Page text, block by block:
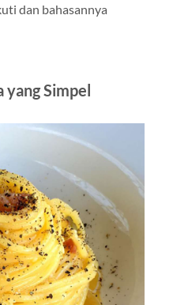
dan bahasannya
yang Simpel